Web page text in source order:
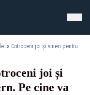
Negocieri cruciale la Cotroceni joi și vineri pentru noul Guvern. Pe cine va accepta Nicușor Dan în locul lui Bolojan
joi și
Pe cine va